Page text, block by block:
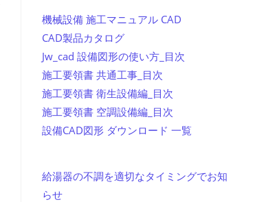
機械設備 施工マニュアル CAD
CAD製品カタログ
Jw_cad 設備図形の使い方_目次
施工要領書 共通工事_目次
施工要領書 衛生設備編_目次
施工要領書 空調設備編_目次
設備CAD図形 ダウンロード 一覧
給湯器の不調を適切なタイミングでお知
らせ